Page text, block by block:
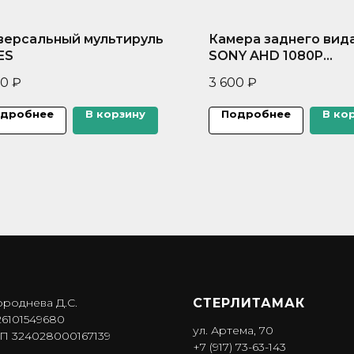
мультируль
₽
В корзину
Камера заднего
SONY AHD 1080P
ная)
3 600 ₽
Подробнее В
Д.С.
СТЕРЛИТАМАК
ул. Артема, 70
+7 (917) 73-63-143